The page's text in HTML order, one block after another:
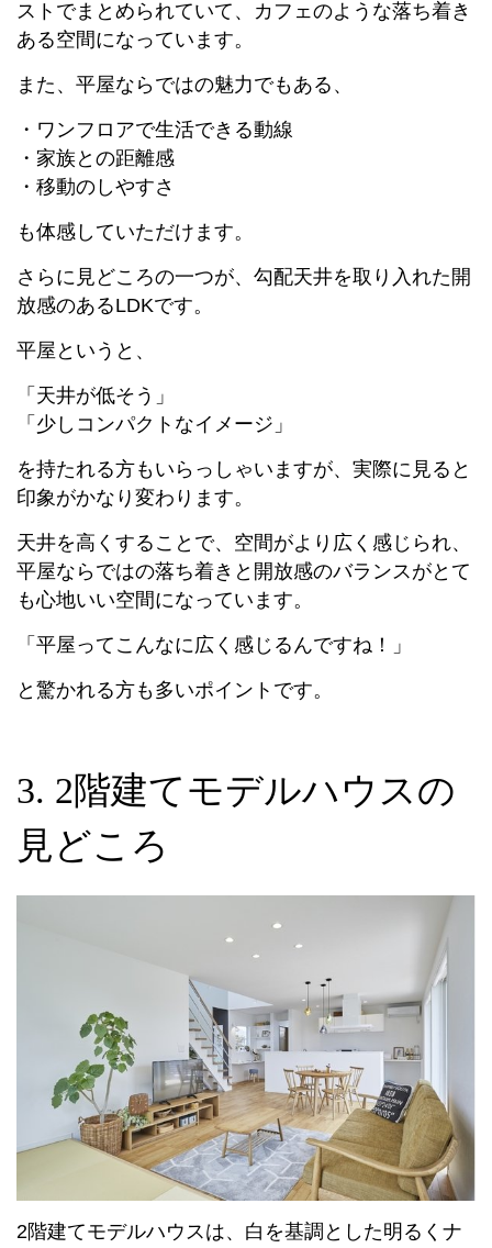
ストでまとめられていて、カフェのような落ち着き
ある空間になっています。
また、平屋ならではの魅力でもある、
・ワンフロアで生活できる動線
・家族との距離感
・移動のしやすさ
も体感していただけます。
さらに見どころの一つが、勾配天井を取り入れた開
放感のあるLDKです。
平屋というと、
「天井が低そう」
「少しコンパクトなイメージ」
を持たれる方もいらっしゃいますが、実際に見ると
印象がかなり変わります。
天井を高くすることで、空間がより広く感じられ、
平屋ならではの落ち着きと開放感のバランスがとて
も心地いい空間になっています。
「平屋ってこんなに広く感じるんですね！」
と驚かれる方も多いポイントです。
3. 2階建てモデルハウスの
見どころ
2階建てモデルハウスは、白を基調とした明るくナ